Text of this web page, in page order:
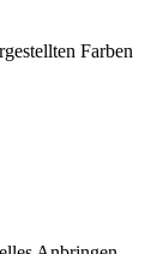
Farben